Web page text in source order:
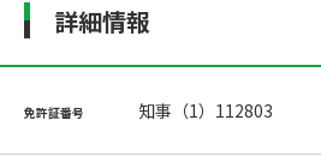
詳細情報
免許証番号 知事（1）112803